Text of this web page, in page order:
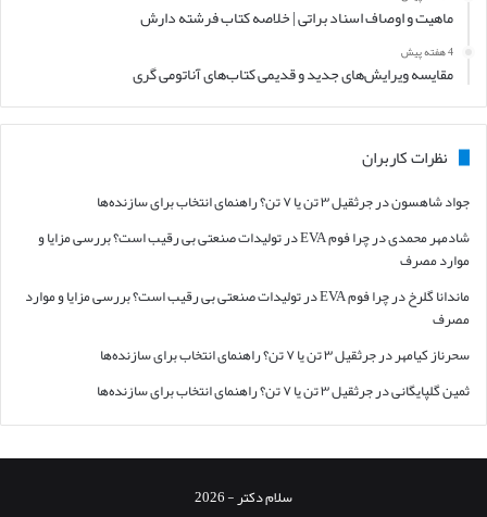
ماهیت و اوصاف اسناد براتی | خلاصه کتاب فرشته دارش
4 هفته پیش
مقایسه ویرایش‌های جدید و قدیمی کتاب‌های آناتومی گری
نظرات کاربران
جواد شاهسوندرجرثقیل ۳ تن یا ۷ تن؟ راهنمای انتخاب برای سازنده‌ها
شادمهر محمدیدر
چرا فوم EVA در تولیدات صنعتی بی رقیب است؟ بررسی مزایا و
موارد مصرف
ماندانا گلرخدر
چرا فوم EVA در تولیدات صنعتی بی رقیب است؟ بررسی مزایا و موارد
مصرف
سحرناز کیامهردرجرثقیل ۳ تن یا ۷ تن؟ راهنمای انتخاب برای سازنده‌ها
ثمین گلپایگانیدرجرثقیل ۳ تن یا ۷ تن؟ راهنمای انتخاب برای سازنده‌ها
سلام دکتر - 2026